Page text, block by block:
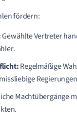
fördern:
Gewählte Vertreter
Regelmäßige
Machtübergänge